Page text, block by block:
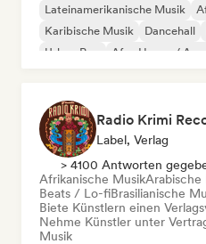
Lateinamerikanische Musik
Karibische Musik
Dancehall
Urban Pop
Afro House /
Radio Krimi
Label, Verlag
> 4100 Antworten
Afrikanische MusikArabische
Beats / Lo-fiBrasilianische
Biete Künstlern einen
Nehme Künstler unter
Musik